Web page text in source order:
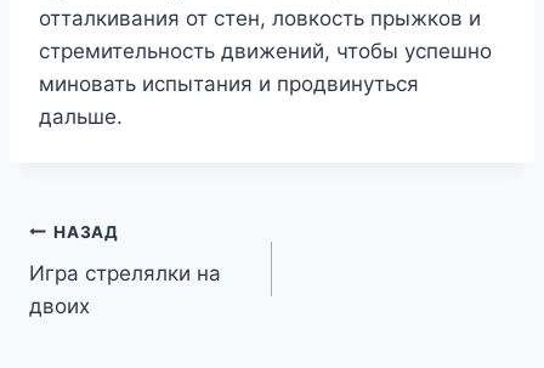
отталкивания от стен, ловкость прыжков и
стремительность движений, чтобы успешно
миновать испытания и продвинуться
дальше.
Навигация
по
НАЗАД
Игра стрелялки на
двоих